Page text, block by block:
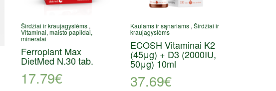
Širdžiai ir kraujagyslėms,
Vitaminai, maisto papildai,
mineralai
Ferroplant Max
DietMed N.30 tab.
17.79€
Kaulams ir sąnariams, Širdžiai ir
kraujagyslėms
ECOSH Vitaminai K2
(45μg) + D3 (2000IU,
50μg) 10ml
37.69€